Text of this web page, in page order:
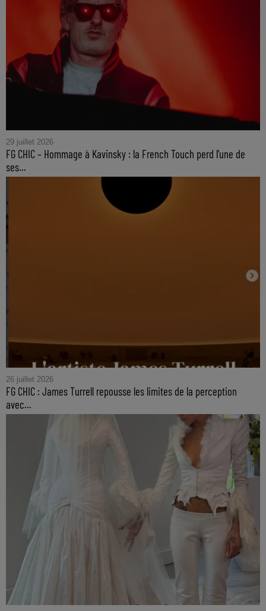
29 juillet 2026
FG CHIC – Hommage à Kavinsky : la French Touch perd l'une de
ses...
26 juillet 2026
FG CHIC : James Turrell repousse les limites de la perception
avec...